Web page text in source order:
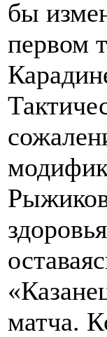
бы
первом
матча.